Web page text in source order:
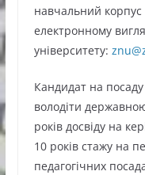
навчальний
електронному
університету:
Кандидат на
володіти
років досвіду на
10 років стажу на
педагогічних